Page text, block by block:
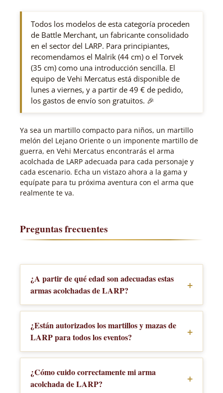
Todos los modelos de esta categoría proceden
de Battle Merchant, un fabricante consolidado
en el sector del LARP. Para principiantes,
recomendamos el Malrik (44 cm) o el Torvek
(35 cm) como una introducción sencilla. El
equipo de Vehi Mercatus está disponible de
lunes a viernes, y a partir de 49 € de pedido,
los gastos de envío son gratuitos. 🎉
Ya sea un martillo compacto para niños, un martillo
melón del Lejano Oriente o un imponente martillo de
guerra, en Vehi Mercatus encontrarás el arma
acolchada de LARP adecuada para cada personaje y
cada escenario. Echa un vistazo ahora a la gama y
equípate para tu próxima aventura con el arma que
realmente te va.
Preguntas frecuentes
¿A partir de qué edad son adecuadas estas
armas acolchadas de LARP?
+
El Torvek (35 cm) está diseñado
especialmente para niños y, gracias a su
reducido peso, también es seguro de
manejar para los jugadores más jóvenes.
Para los adultos, todos los demás modelos
son adecuados desde el primer evento de
LARP. La edad concreta depende del
desarrollo físico; en caso de duda, el
¿Están autorizados los martillos y mazas de
LARP para todos los eventos?
+
La autorización depende del reglamento
del organizador. En principio, las armas de
espuma de PU con superficie blanda y
punta de Kevlar cumplen los requisitos
¿Cómo cuido correctamente mi arma
acolchada de LARP?
+